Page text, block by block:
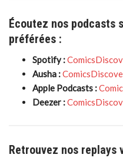
Écoutez nos podcasts
préférées :
Spotify :
Ausha :
Apple Podcasts :
Deezer :
Retrouvez nos replays